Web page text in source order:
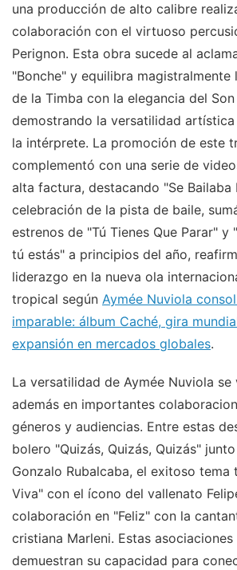
una producción de alto calibre
colaboración con el virtuoso
Perignon. Esta obra sucede al
"Bonche" y equilibra magistralmente
de la Timba con la elegancia del
demostrando la versatilidad
la intérprete. La promoción de este
complementó con una serie de
alta factura, destacando "Se Bailaba
celebración de la pista de baile,
estrenos de "Tú Tienes Que Parar" y
tú estás" a principios del año,
liderazgo en la nueva ola
tropical según Aymée Nuviola
imparable: álbum Caché, gira
expansión en mercados globales.
La versatilidad de Aymée Nuviola se
además en importantes
géneros y audiencias. Entre estas
bolero "Quizás, Quizás, Quizás"
Gonzalo Rubalcaba, el exitoso
Viva" con el ícono del vallenato
colaboración en "Feliz" con la
cristiana Marleni. Estas
demuestran su capacidad para